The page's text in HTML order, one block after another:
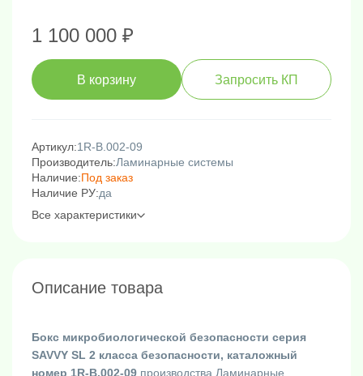
1 100 000 ₽
В корзину Запросить КП
Артикул:1R-B.002-09
Производитель:Ламинарные системы
Наличие:Под заказ
Наличие РУ:да
Все характеристики
Описание товара
Бокс микробиологической безопасности серия
SAVVY SL 2 класса безопасности, каталожный
номер 1R-B.002-09 производства Ламинарные